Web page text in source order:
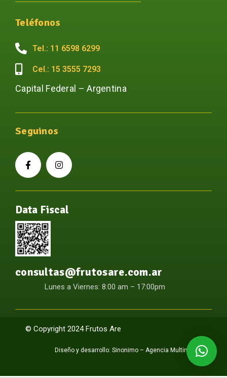
Teléfonos
Tel.: 11 6598 6299
Cel.: 15 3555 7293
Capital Federal – Argentina
Seguinos
Data Fiscal
consultas@frutosare.com.ar
Lunes a Viernes: 8:00 am – 17:00pm
© Copyright 2024 Frutos Are
Diseño y desarrollo: Sinonimo – Agencia Multimedia